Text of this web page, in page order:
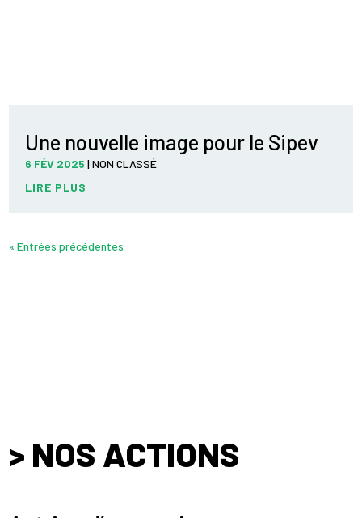
Une nouvelle image pour le Sipev
6 FÉV 2025 |NON CLASSÉ
LIRE PLUS
« Entrées précédentes
> NOS ACTIONS